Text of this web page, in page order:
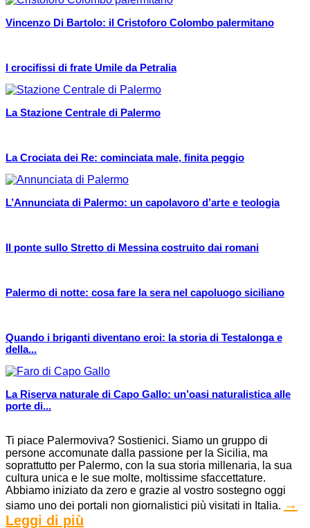
Vincenzo Di Bartolo: il Cristoforo Colombo palermitano
I crocifissi di frate Umile da Petralia
La Stazione Centrale di Palermo
La Crociata dei Re: cominciata male, finita peggio
L’Annunciata di Palermo: un capolavoro d’arte e teologia
Il ponte sullo Stretto di Messina costruito dai romani
Palermo di notte: cosa fare la sera nel capoluogo siciliano
Quando i briganti diventano eroi: la storia di Testalonga e
della...
La Riserva naturale di Capo Gallo: un’oasi naturalistica alle
porte di...
Ti piace Palermoviva? Sostienici. Siamo un gruppo di
persone accomunate dalla passione per la Sicilia, ma
soprattutto per Palermo, con la sua storia millenaria, la sua
cultura unica e le sue molte, moltissime sfaccettature.
Abbiamo iniziato da zero e grazie al vostro sostegno oggi
siamo uno dei portali non giornalistici più visitati in Italia. →
Leggi di più